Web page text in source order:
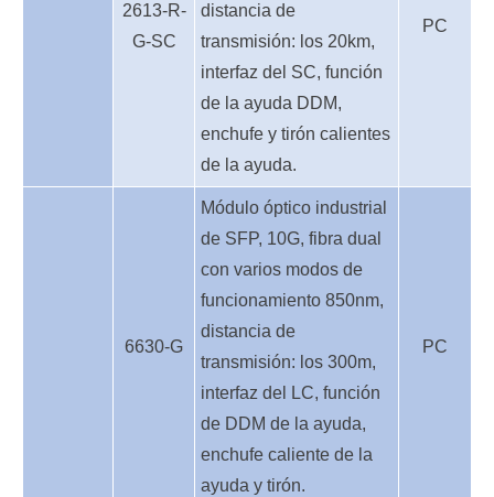
2613-R-
G-SC
distancia de
transmisión: los 20km,
interfaz del SC, función
de la ayuda DDM,
enchufe y tirón calientes
de la ayuda.
PC
6630-G
Módulo óptico industrial
de SFP, 10G, fibra dual
con varios modos de
funcionamiento 850nm,
distancia de
transmisión: los 300m,
interfaz del LC, función
de DDM de la ayuda,
enchufe caliente de la
ayuda y tirón.
PC